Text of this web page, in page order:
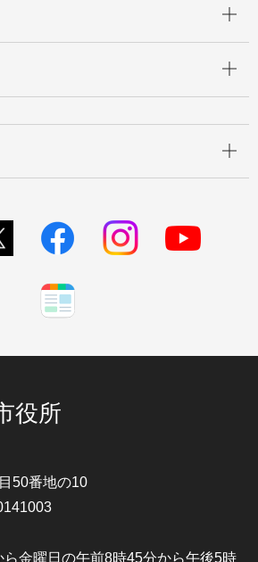
役所
50番地の10
ら金曜日の午前8時45分から午後5時